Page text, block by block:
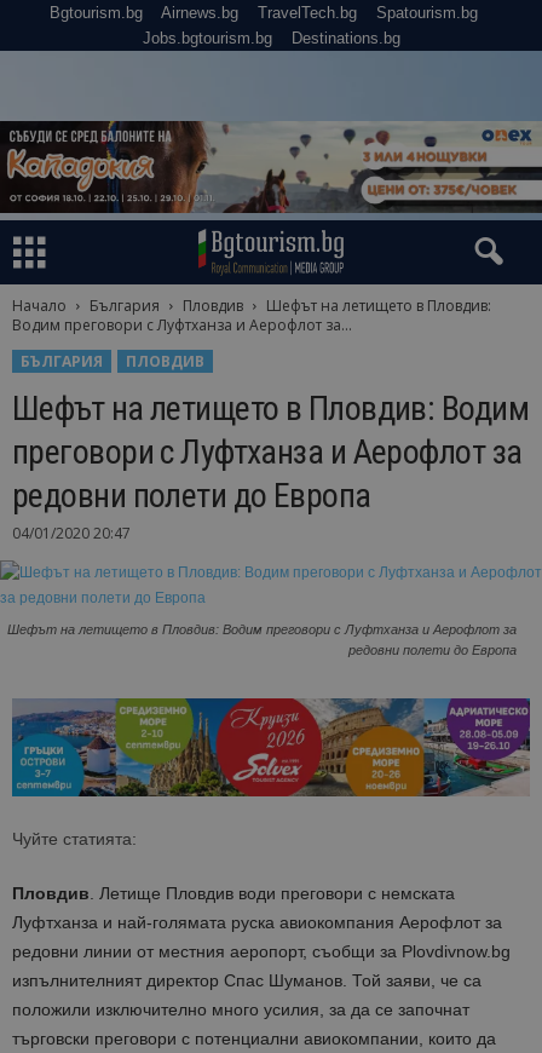
Bgtourism.bg Airnews.bg TravelTech.bg
Spatourism.bg
Jobs.bgtourism.bg
Destinations.bg
Начало България Пловдив
Шефът на летището в Пловдив:
Водим преговори с Луфтханза и Аерофлот за...
БЪЛГАРИЯ
ПЛОВДИВ
Шефът на летището в Пловдив: Водим
преговори с Луфтханза и Аерофлот за
редовни полети до Европа
04/01/2020 20:47
Шефът на летището в Пловдив: Водим преговори с Луфтханза и Аерофлот за
редовни полети до Европа
Чуйте статията:
Пловдив. Летище Пловдив води преговори с немската
Луфтханза и най-голямата руска авиокомпания Аерофлот за
редовни линии от местния аеропорт, съобщи за Plovdivnow.bg
изпълнителният директор Спас Шуманов. Той заяви, че са
положили изключително много усилия, за да се започнат
търговски преговори с потенциални авиокомпании, които да